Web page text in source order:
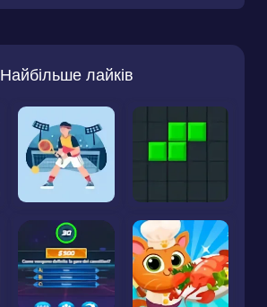
Найбільше лайків